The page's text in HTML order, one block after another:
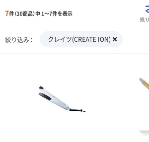
7件（10商品）中 1～7件を表示
絞
絞り込み クレイツ(CREATE ION)